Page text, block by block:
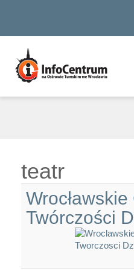
teatr
Twórczości